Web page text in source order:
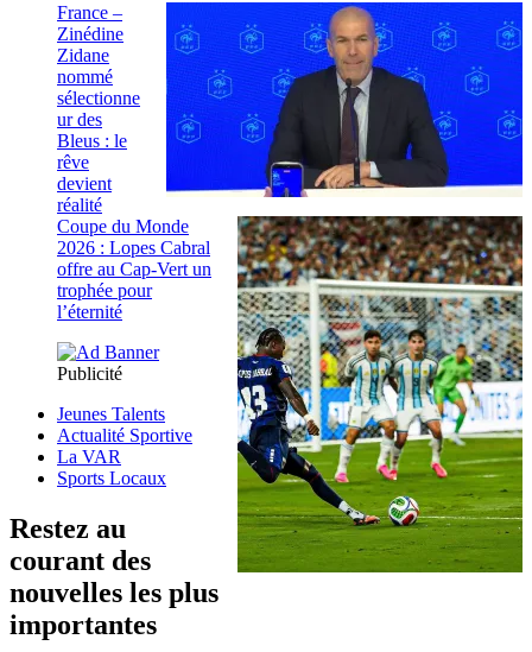
France –
Zinédine
Zidane
nommé
sélectionne
ur des
Bleus : le
rêve
devient
réalité
Coupe du Monde
2026 : Lopes Cabral
offre au Cap-Vert un
trophée pour
l’éternité
Publicité
Jeunes Talents
Actualité Sportive
La VAR
Sports Locaux
Restez au
courant des
nouvelles les plus
importantes